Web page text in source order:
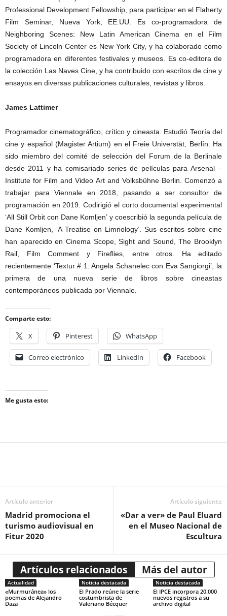
Professional Development Fellowship, para participar en el Flaherty
Film Seminar, Nueva York, EE.UU. Es co-programadora de
Neighboring Scenes: New Latin American Cinema en el Film
Society of Lincoln Center es New York City, y ha colaborado como
programadora en diferentes festivales y museos. Es co-editora de
la colección Las Naves Cine, y ha contribuido con escritos de cine y
ensayos en diversas publicaciones culturales, revistas y libros.
James Lattimer
Programador cinematográfico, crítico y cineasta. Estudió Teoría del
cine y español (Magister Artium) en el Freie Universtät, Berlín. Ha
sido miembro del comité de selección del Forum de la Berlinale
desde 2011 y ha comisariado series de películas para Arsenal –
Institute for Film and Video Art and Volksbühne Berlin. Comenzó a
trabajar para Viennale en 2018, pasando a ser consultor de
programación en 2019. Codirigió el corto documental experimental
‘All Still Orbit con Dane Komljen’ y coescribió la segunda película de
Dane Komljen, ‘A Treatise on Limnology’. Sus escritos sobre cine
han aparecido en Cinema Scope, Sight and Sound, The Brooklyn
Rail, Film Comment y Fireflies, entre otros. Ha editado
recientemente ‘Textur # 1: Angela Schanelec con Eva Sangiorgi’, la
primera de una nueva serie de libros sobre cineastas
contemporáneos publicada por Viennale.
Comparte esto:
X Pinterest WhatsApp
Correo electrónico LinkedIn Facebook
Me gusta esto:
Artículo anterior
Madrid promociona el
turismo audiovisual en
Fitur 2020
Artículo siguiente
«Dar a ver» de Paul Eluard
en el Museo Nacional de
Escultura
Artículos relacionados Más del autor
Actualidad
«Murmuránea» los
poemas de Alejandro
Daza
Noticia destacada
El Prado reúne la serie
costumbrista de
Valeriano Bécquer
Noticia destacada
El IPCE incorpora 20.000
nuevos registros a su
archivo digital